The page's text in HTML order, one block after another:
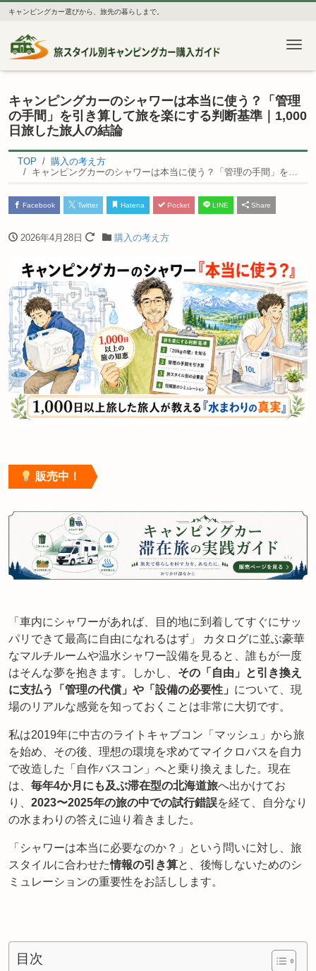
キャンピングカー選びから、旅先の暮らしまで。
キャンピングカーのシャワーは本当に使う？「管理
の手間」を引き算して旅を楽にする判断基準｜1,000
日旅した旅人の結論
TOP
購入の考え方
キャンピングカーのシャワーは本当に使う？「管理の手間」を引き算して旅を楽にする判断基準｜1,000日旅した旅人の結論
Facebook Twitter Hatena Pocket LINE Share
2026年4月28日 購入の考え方
販売中！
「車内にシャワーがあれば、目的地に到着してすぐにサッ
パリできて最高に自由になれるはず」 カタログに並ぶ豪華
なマルチルームや温水シャワー設備を見ると、誰もが一度
はそんな夢を抱きます。しかし、 その「自由」と引き換え
に支払う「管理の代償」や「設備の必要性」 について、現
場のリアルな感覚を知っておくことは非常に大切です。
私は2019年に中古のライトキャブコン「マッシュ」から旅
を始め、その後、理想の環境を求めてマイクロバスを自力
で改造した「自作バスコン」へと乗り換えました。現在
は、 毎年4か月にも及ぶ滞在型の北海道旅へ出かけてお
り、 2023〜2025年の旅の中での試行錯誤を経て、自分なり
の水まわりの答えに辿り着きました。
「シャワーは本当に必要なのか？」という問いに対し、旅
スタイルに合わせた情報の引き算と、後悔しないためのシ
ミュレーションの重要性をお話しします。
目次